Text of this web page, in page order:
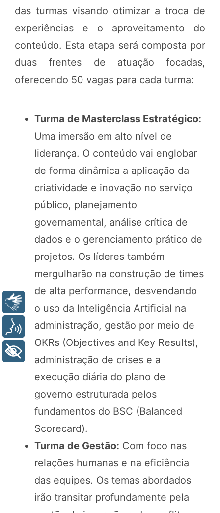
das turmas visando otimizar a troca de
experiências e o aproveitamento do
conteúdo. Esta etapa será composta por
duas frentes de atuação focadas,
oferecendo 50 vagas para cada turma:
Turma de Masterclass Estratégico:
Uma imersão em alto nível de
liderança. O conteúdo vai englobar
de forma dinâmica a aplicação da
criatividade e inovação no serviço
público, planejamento
governamental, análise crítica de
dados e o gerenciamento prático de
projetos. Os líderes também
mergulharão na construção de times
de alta performance, desvendando
o uso da Inteligência Artificial na
administração, gestão por meio de
OKRs (Objectives and Key Results),
administração de crises e a
execução diária do plano de
governo estruturada pelos
fundamentos do BSC (Balanced
Scorecard).
Turma de Gestão: Com foco nas
relações humanas e na eficiência
das equipes. Os temas abordados
irão transitar profundamente pela
Voz
+ Acessibilidade